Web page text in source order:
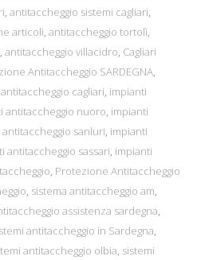
, antitaccheggio sistemi cagliari,
articoli, antitaccheggio tortolì,
, antitaccheggio villacidro, Cagliari
Antitaccheggio SARDEGNA,
cagliari, impianti
antitaccheggio nuoro, impianti
sanluri, impianti
antitaccheggio sassari, impianti
, Protezione Antitaccheggio
, sistema antitaccheggio am,
assistenza sardegna,
antitaccheggio in Sardegna,
antitaccheggio olbia, sistemi